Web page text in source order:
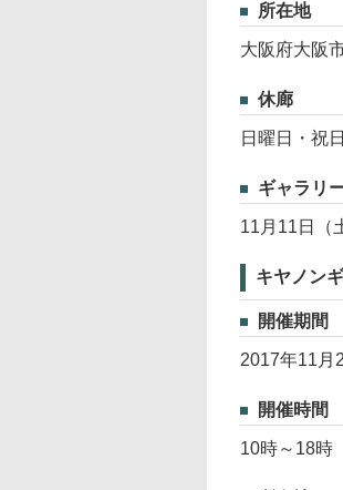
所在地
大阪府大阪
休廊
日曜日・祝日
ギャラリ
11月11日（
キヤノン
開催期間
2017年11月
開催時間
10時～18時